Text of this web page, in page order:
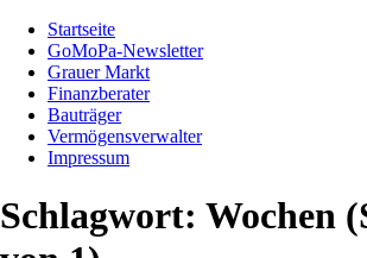
Startseite
GoMoPa-Newsletter
Grauer Markt
Finanzberater
Bauträger
Vermögensverwalter
Impressum
Schlagwort: Wochen